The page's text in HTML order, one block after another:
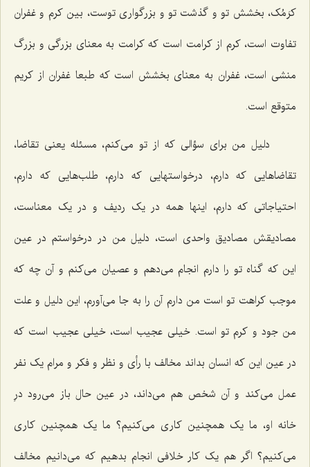
کرَمُک، بخشش تو و گذشت تو و بزرگواری توست، بین کرم و غفران
تفاوت است، کرم از کرامت است که کرامت به معنای بزرگی و بزرگ
منشی است، غفران به معنای بخشش است که طبعا غفران از کریم
متوقع است.
دلیل من برای سؤالی که از تو می‌کنم، مسئله یعنی تقاضا،
تقاضاهایی که دارم، درخواستهایی که دارم، طلب‌هایی که دارم،
احتیاجاتی که دارم، اینها همه در یک ردیف و در یک معناست،
مصادیقش مصادیق واحدی است، دلیل من در درخواستم در عین
این که گناه تو را دارم انجام می‌دهم و عصیان می‌کنم و آن چه که
موجب کراهت تو است من دارم آن را به جا می‌آورم، این دلیل و علت
من جود و کرم تو است. خیلی عجیب است، خیلی عجیب است که
در عین این که انسان بداند مخالف با رأی و نظر و فکر و مرام یک نفر
عمل می‌کند و آن شخص هم می‌داند، در عین حال باز می‌رود درِ
خانه او، ما یک همچنین کاری می‌کنیم؟ ما یک همچنین کاری
می‌کنیم؟ اگر هم یک کار خلافی انجام بدهیم که می‌دانیم مخالف